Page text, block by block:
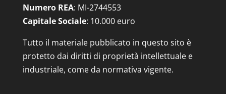
Numero REA: MI-2744553
Capitale Sociale: 10.000 euro
Tutto il materiale pubblicato in questo sito è
protetto dai diritti di proprietà intellettuale e
industriale, come da normativa vigente.